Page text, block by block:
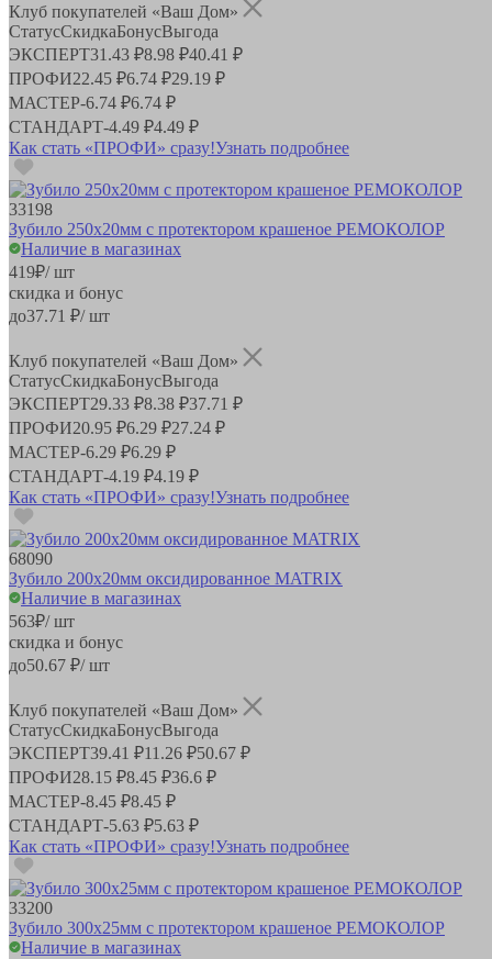
Клуб покупателей «Ваш Дом»
СтатусСкидкаБонусВыгода
ЭКСПЕРТ31.43 ₽8.98 ₽40.41 ₽
ПРОФИ22.45 ₽6.74 ₽29.19 ₽
МАСТЕР-6.74 ₽6.74 ₽
СТАНДАРТ-4.49 ₽4.49 ₽
Как стать «ПРОФИ» сразу!Узнать подробнее
33198
Зубило 250х20мм с протектором крашеное РЕМОКОЛОР
Наличие в магазинах
419₽/ шт
скидка и бонус
до37.71 ₽/ шт
Клуб покупателей «Ваш Дом»
СтатусСкидкаБонусВыгода
ЭКСПЕРТ29.33 ₽8.38 ₽37.71 ₽
ПРОФИ20.95 ₽6.29 ₽27.24 ₽
МАСТЕР-6.29 ₽6.29 ₽
СТАНДАРТ-4.19 ₽4.19 ₽
Как стать «ПРОФИ» сразу!Узнать подробнее
68090
Зубило 200х20мм оксидированное MATRIX
Наличие в магазинах
563₽/ шт
скидка и бонус
до50.67 ₽/ шт
Клуб покупателей «Ваш Дом»
СтатусСкидкаБонусВыгода
ЭКСПЕРТ39.41 ₽11.26 ₽50.67 ₽
ПРОФИ28.15 ₽8.45 ₽36.6 ₽
МАСТЕР-8.45 ₽8.45 ₽
СТАНДАРТ-5.63 ₽5.63 ₽
Как стать «ПРОФИ» сразу!Узнать подробнее
33200
Зубило 300х25мм с протектором крашеное РЕМОКОЛОР
Наличие в магазинах